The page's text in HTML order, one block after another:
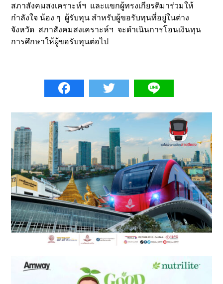
สภาสังคมสงเคราะห์ฯ และแขกผู้ทรงเกียรติมาร่วมให้
กำลังใจ น้อง ๆ ผู้รับทุน สำหรับผู้ขอรับทุนที่อยู่ในต่าง
จังหวัด สภาสังคมสงเคราะห์ฯ จะดำเนินการโอนเงินทุน
การศึกษาให้ผู้ขอรับทุนต่อไป